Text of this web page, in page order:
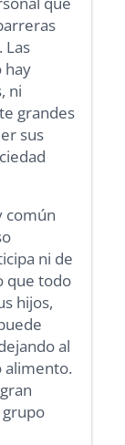
Las
hay
ni
grandes
sus
común
ni de
que todo
hijos,
al
alimento.